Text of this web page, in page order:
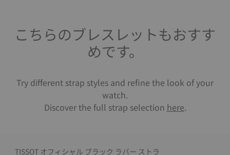
こちらのブレスレットもおすす
めです。
Try different strap styles and refine the look of your
watch.
Discover the full strap selection here.
TISSOT オフィシャル ブラック ラバー ストラ